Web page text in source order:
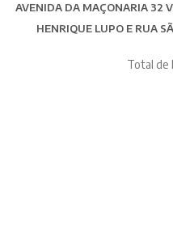
AVENIDA DA MAÇONARIA 32
HENRIQUE LUPO E RUA
Total de